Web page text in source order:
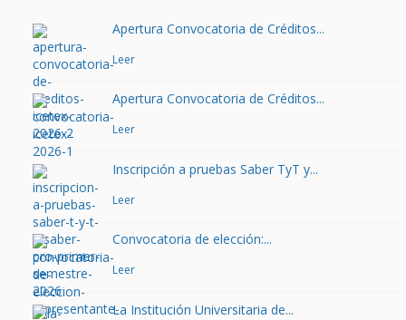
Apertura Convocatoria de Créditos...
Leer
Apertura Convocatoria de Créditos...
Leer
Inscripción a pruebas Saber TyT y...
Leer
Convocatoria de elección:...
Leer
La Institución Universitaria de...